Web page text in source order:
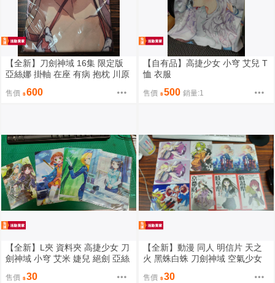
【全新】刀劍神域 16集 限定版
亞絲娜 掛軸 在座 有病 抱枕 川原
特典
售價 600
【自有品】高捷少女 小穹 艾兒 T
恤 衣服
售價 500 銷量:1
【全新】L夾 資料夾 高捷少女 刀
劍神域 小穹 艾米 婕兒 絕劍 亞絲
售價 30
【全新】動漫 同人 明信片 天之
火 黑蛛白蛛 刀劍神域 空氣少女
售價 30